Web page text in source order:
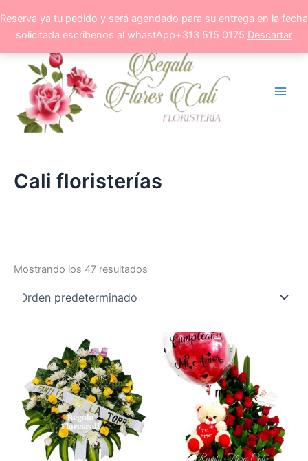
Reserva ya tu pedido y será agendado para su entrega en la fecha
solicitada escribenos al whastApp+313 515 0175 Descartar
al
contenido
Cali floristerías
Mostrando los 47 resultados